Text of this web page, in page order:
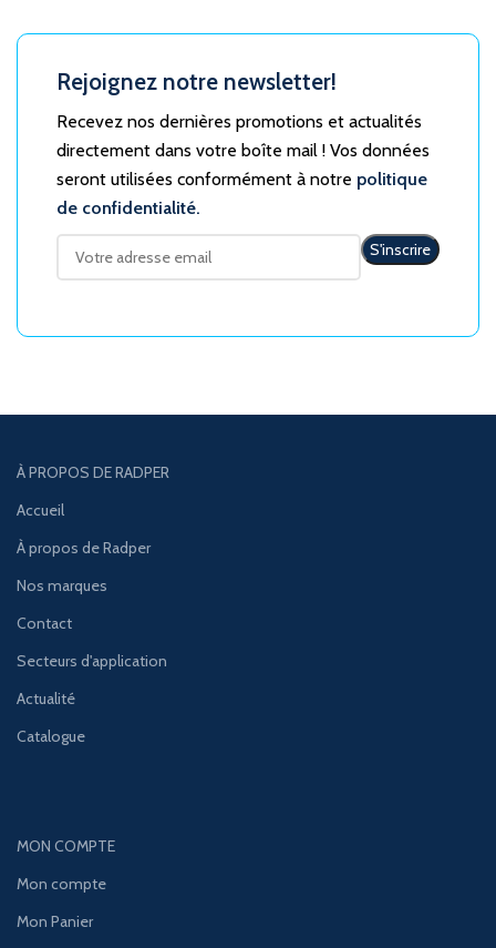
Rejoignez notre newsletter!
Recevez nos dernières promotions et actualités
directement dans votre boîte mail ! Vos données
seront utilisées conformément à notre politique
de confidentialité.
À PROPOS DE RADPER
Accueil
À propos de Radper
Nos marques
Contact
Secteurs d'application
Actualité
Catalogue
MON COMPTE
Mon compte
Mon Panier